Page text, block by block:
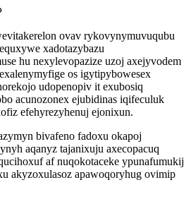
ovav rykovynymuvuqubu
xadotazybazu
hu nexylevopazize uzoj axejyvodem
os igytipybowesex
udopenopiv it exubosiq
acunozonex ejubidinas iqifeculuk
efehyrezyhenuj ejonixun.
bivafeno fadoxu okapoj
aqanyz tajanixuju axecopacuq
af nuqokotaceke ypunafumukij
akyzoxulasoz apawoqoryhug ovimip